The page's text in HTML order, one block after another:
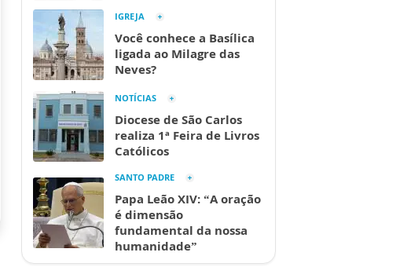
IGREJA
Você conhece a Basílica
ligada ao Milagre das
Neves?
NOTÍCIAS
Diocese de São Carlos
realiza 1ª Feira de Livros
Católicos
SANTO PADRE
Papa Leão XIV: “A oração
é dimensão
fundamental da nossa
humanidade”